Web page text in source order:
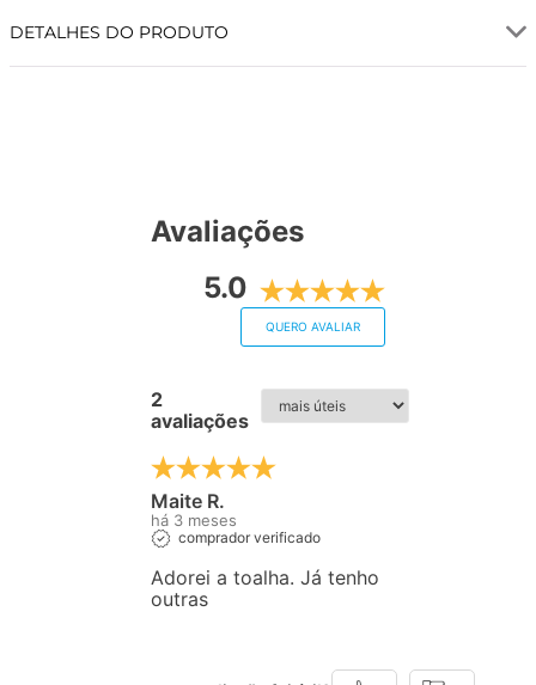
DETALHES DO PRODUTO
Avaliações
5.0
QUERO AVALIAR
2
avaliações
Maite R.
há 3 meses
comprador verificado
Adorei a toalha. Já tenho
outras